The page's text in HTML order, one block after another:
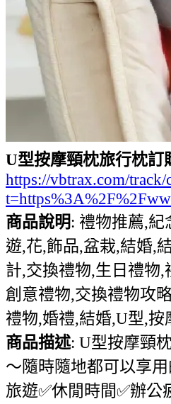
U型按摩頸枕旅行枕訂
https://vbtrax.com/
商品說明: 禮物推薦,紀
遊,花,飾品,盆栽,結婚,
計,交換禮物,生日禮物,
創意禮物,交換禮物攻
禮物,婚禮,結婚,U型,按
商品描述: U型按摩頸
～隨時隨地都可以享
旅遊✅休閒時間✅辦公